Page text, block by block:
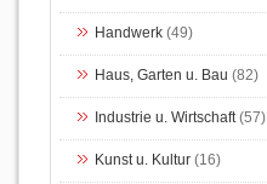
Handwerk (49)
Haus, Garten u. Bau (82)
Industrie u. Wirtschaft(57)
Kunst u. Kultur (16)